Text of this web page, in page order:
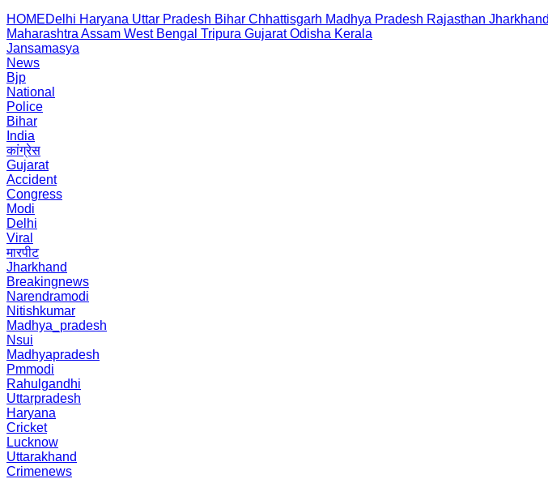
HOMEDelhi Haryana Uttar Pradesh Bihar Chhattisgarh Madhya Pradesh Rajasthan Jharkhand
Maharashtra Assam West Bengal Tripura Gujarat Odisha Kerala
Jansamasya
News
Bjp
National
Police
Bihar
India
कांग्रेस
Gujarat
Accident
Congress
Modi
Delhi
Viral
मारपीट
Jharkhand
Breakingnews
Narendramodi
Nitishkumar
Madhya_pradesh
Nsui
Madhyapradesh
Pmmodi
Rahulgandhi
Uttarpradesh
Haryana
Cricket
Lucknow
Uttarakhand
Crimenews